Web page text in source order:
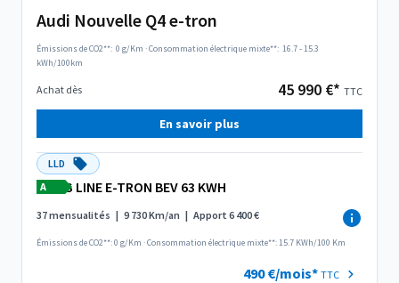
Audi Nouvelle Q4 e-tron
Émissions de CO2**: 0 g/Km ·Consommation électrique mixte**: 16.7 - 15.3
kWh/100km
Achat dès 45 990 €* TTC
En savoir plus
LLD
A
S LINE E-TRON BEV 63 KWH
37 mensualités | 9 730 Km/an | Apport 6 400 €
Émissions de CO2**: 0 g/Km ·Consommation électrique mixte**: 15.7 KWh/100 Km
490 €/mois* TTC